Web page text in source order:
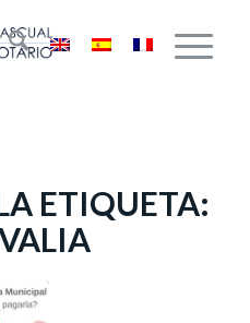
ETIQUETA: